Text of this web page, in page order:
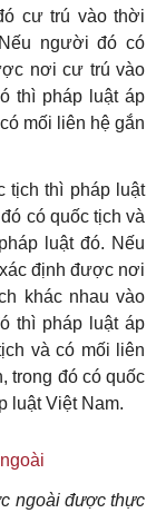
cư trú vào thời
người đó có
nơi cư trú vào
thì pháp luật áp
mối liên hệ gắn
tịch thì pháp luật
có quốc tịch và
luật đó. Nếu
định được nơi
khác nhau vào
thì pháp luật áp
và có mối liên
trong đó có quốc
luật Việt Nam.
ngoài được thực